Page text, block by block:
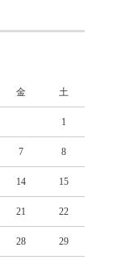
金 土
1
7 8
14 15
21 22
28 29